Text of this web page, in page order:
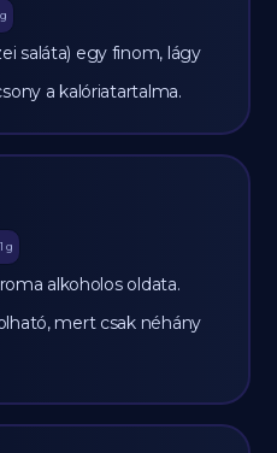
g
saláta) egy finom, lágy
a kalóriatartalma.
g
alkoholos oldata.
mert csak néhány